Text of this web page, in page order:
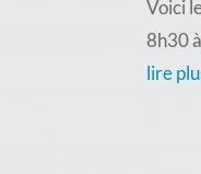
Voici
8h30
lire